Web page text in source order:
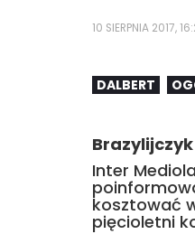
10 SIERPNIA 2017,
DALBERT
Inter
kosztować
pięcioletni